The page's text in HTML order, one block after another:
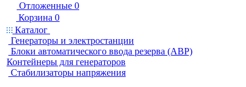
Отложенные 0
Корзина 0
Каталог
Генераторы и электростанции
Блоки автоматического ввода резерва (АВР)
Контейнеры для генераторов
Стабилизаторы напряжения